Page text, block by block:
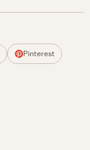
Pinterest